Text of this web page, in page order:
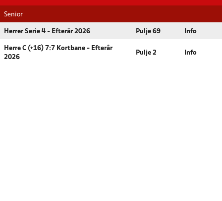
Senior
Herrer Serie 4 - Efterår 2026 Pulje 69 Info
Herre C (+16) 7:7 Kortbane - Efterår
2026
Pulje 2 Info